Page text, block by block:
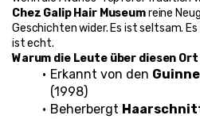
Chez Galip Hair Museum reine
Geschichten wider. Es ist seltsam.
ist echt.
Warum die Leute über diesen
Erkannt von den
(1998)
Beherbergt